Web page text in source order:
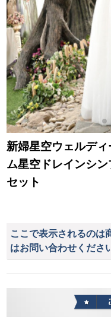
新婦星空ウェルデ
ム星空ドレインシ
セット
ここで表示されるのは
はお問い合わせくださ